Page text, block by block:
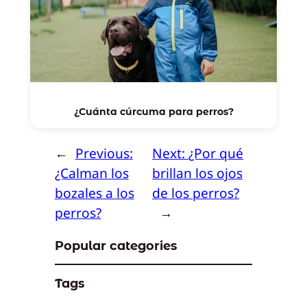
¿Cuánta cúrcuma para perros?
← Previous:
¿Calman los
bozales a los
perros?
Next:¿Por qué
brillan los ojos
de los perros?
→
Popular categories
Tags